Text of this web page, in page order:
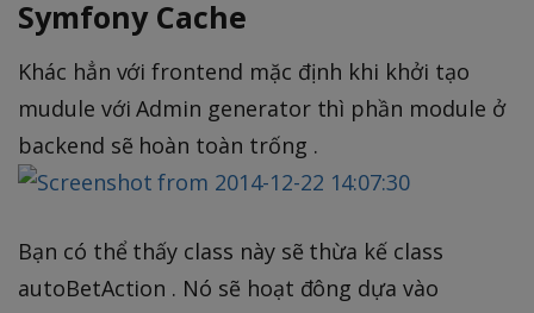
Symfony Cache
Khác hẳn với frontend mặc định khi khởi tạo
mudule với Admin generator thì phần module ở
backend sẽ hoàn toàn trống .
Bạn có thể thấy class này sẽ thừa kế class
autoBetAction . Nó sẽ hoạt đông dựa vào